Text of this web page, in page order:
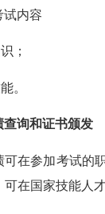
试内容
；
。
查询和证书颁发
可在参加考试的
在国家技能人